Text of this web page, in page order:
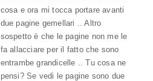
cosa e ora mi tocca portare avanti
due pagine gemellari .. Altro
sospetto è che le pagine non me le
fa allacciare per il fatto che sono
entrambe grandicelle .. Tu cosa ne
pensi? Se vedi le pagine sono due